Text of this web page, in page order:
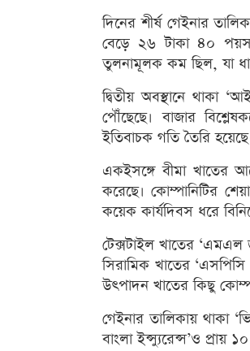
দিনের শীর্ষ গেইনার
বেড়ে ২৬ টাকা ৪০
তুলনামূলক কম ছিল, যা
দ্বিতীয় অবস্থানে থাকা
পৌঁছেছে। বাজার
ইতিবাচক গতি তৈরি
একইসঙ্গে বীমা খাতের
করেছে। কোম্পানিটির
কয়েক কার্যদিবস ধরে
টেক্সটাইল খাতের
সিরামিক খাতের
উৎপাদন খাতের কিছু
গেইনার তালিকায় থাকা
বাংলা ইন্স্যুরেন্স’ও প্রায়